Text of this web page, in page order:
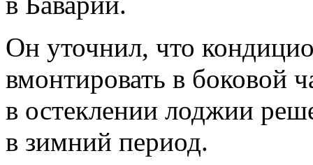
Он уточнил, что
вмонтировать в боковой
в остеклении лоджии
в зимний период.